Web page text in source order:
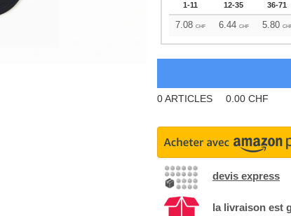
1-11 12-35 36-71
7.08 CHF 6.44 CHF 5.80
0ARTICLES 0.00 CHF
devis express
la livraison est